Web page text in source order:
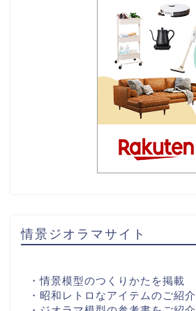
情景ジオラマサイト
・情景模型のつくりかたを掲載
・昭和レトロなアイテムのご紹介